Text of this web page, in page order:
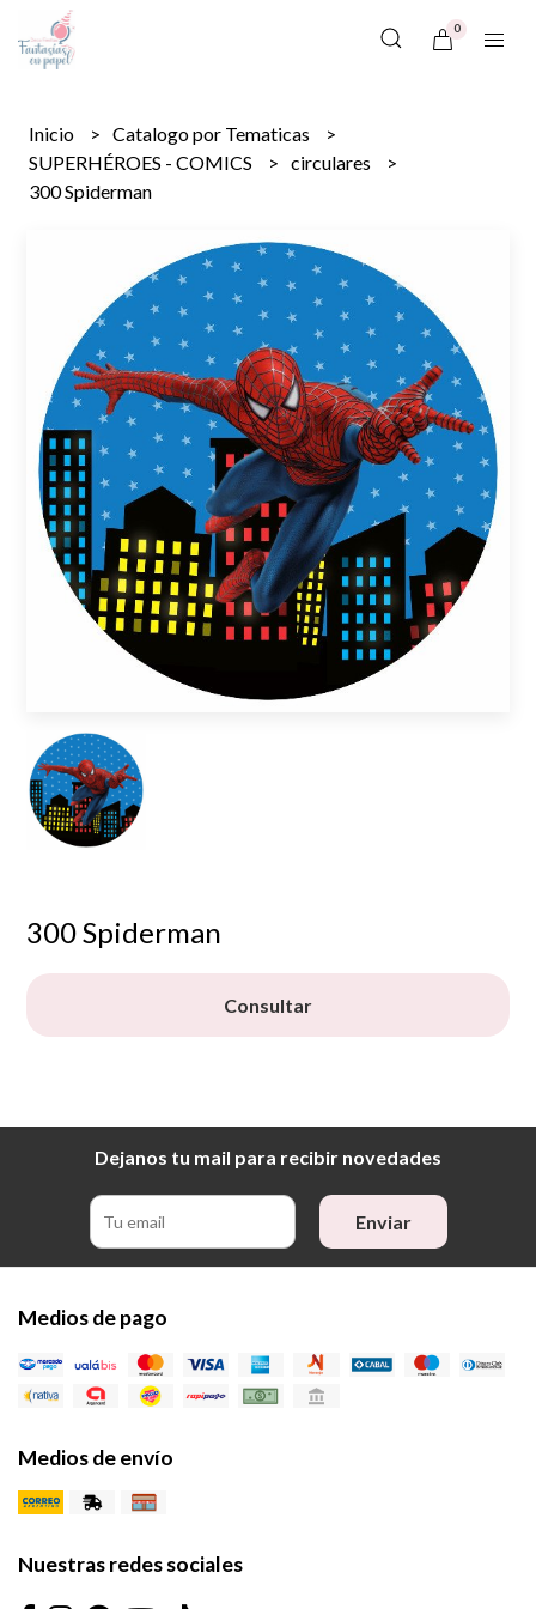
0
Inicio
Catalogo por Tematicas
SUPERHÉROES - COMICS
circulares
300 Spiderman
300 Spiderman
Consultar
Dejanos tu mail para recibir novedades
Enviar
Medios de pago
Medios de envío
Nuestras redes sociales